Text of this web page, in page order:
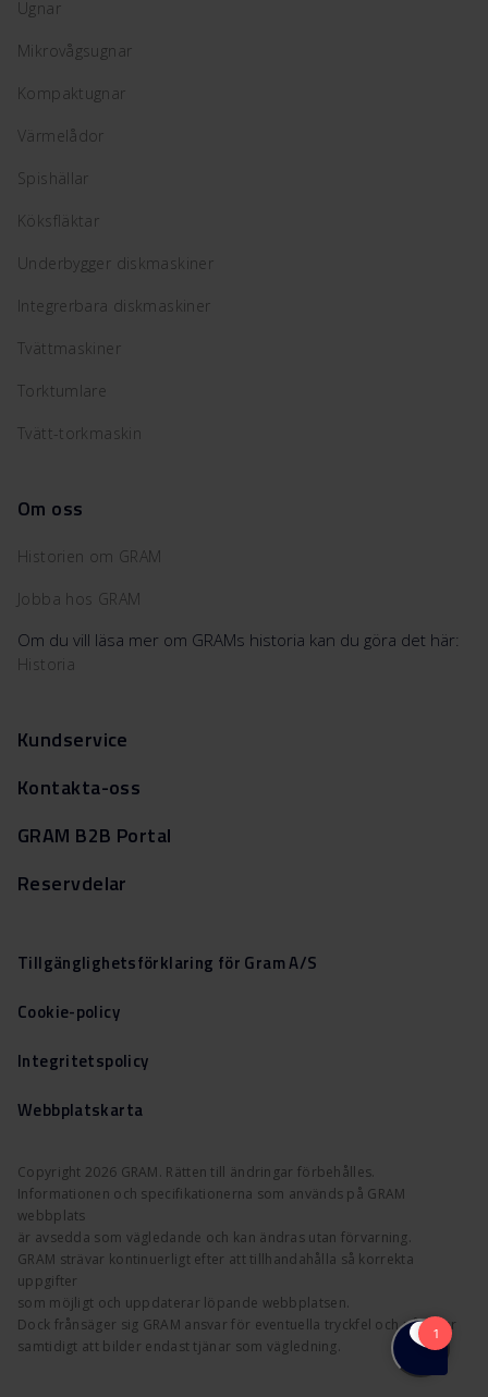
Ugnar
Mikrovågsugnar
Kompaktugnar
Värmelådor
Spishällar
Köksfläktar
Underbygger diskmaskiner
Integrerbara diskmaskiner
Tvättmaskiner
Torktumlare
Tvätt-torkmaskin
Om oss
Historien om GRAM
Jobba hos GRAM
Om du vill läsa mer om GRAMs historia kan du göra det här:
Historia
Kundservice
Kontakta-oss
GRAM B2B Portal
Reservdelar
Copyright 2026 GRAM. Rätten till ändringar förbehålles.
Informationen och specifikationerna som används på GRAM
webbplats
är avsedda som vägledande och kan ändras utan förvarning.
GRAM strävar kontinuerligt efter att tillhandahålla så korrekta
uppgifter
som möjligt och uppdaterar löpande webbplatsen.
Dock frånsäger sig GRAM ansvar för eventuella tryckfel och påpekar
samtidigt att bilder endast tjänar som vägledning.
Tillgänglighetsförklaring för Gram A/S
Cookie-policy
Integritetspolicy
Webbplatskarta